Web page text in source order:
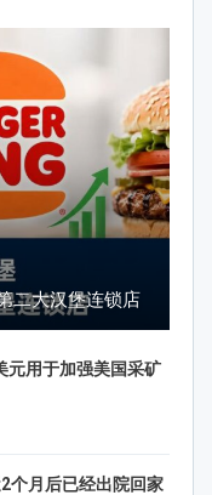
二大汉堡连锁店
元用于加强美国采矿
个月后已经出院回家